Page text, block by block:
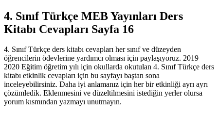
4. Sınıf Türkçe MEB Yayınları Ders
Kitabı Cevapları Sayfa 16
4. Sınıf Türkçe ders kitabı cevapları her sınıf ve düzeyden
öğrencilerin ödevlerine yardımcı olması için paylaşıyoruz. 2019
2020 Eğitim öğretim yılı için okullarda okutulan 4. Sınıf Türkçe ders
kitabı etkinlik cevapları için bu sayfayı baştan sona
inceleyebilirsiniz. Daha iyi anlamanız için her bir etkinliği ayrı ayrı
çözümledik. Eklenmesini ve düzeltilmesini istediğin yerler olursa
yorum kısmından yazmayı unutmayın.